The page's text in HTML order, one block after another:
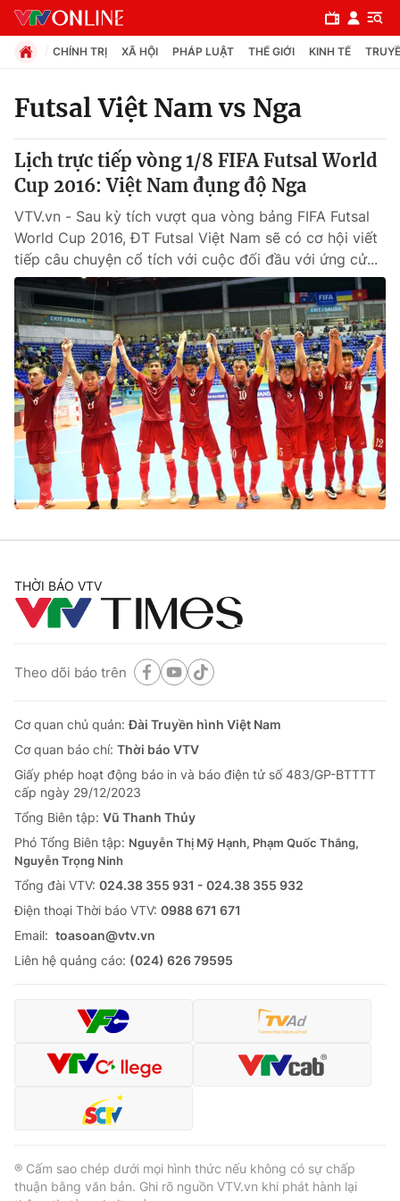
Chuyên mục
Chính trị
Xã hội
Pháp luật
Y tế
Thế giới
Tin tức
Thế giới đó đây
Câu chuyện quốc tế
Kinh tế
Tài chính
Thị trường
Góc doanh nghiệp
Dữ liệu và đời sống
Truyền hình
Phim VTV
Hậu trường
Giải sao mai
Giải trí
Điện ảnh
Âm nhạc
Du lịch
Làm đẹp
Chất lượng cuộc sống
Tuyển sinh
Học trực tuyến
Công nghệ
Hitech Công nghệ tương lai
Sản phẩm
Thị trường
Tư vấn
Giao lưu trực tuyến
Lịch phát sóng
Chuyên mục khác
Emagazine Podcast
Video Shorts video
VTV Money
VTV Sức khoẻ Bất động sản
CHÍNH TRỊ XÃ HỘI PHÁP LUẬT THẾ GIỚI KINH TẾ
Futsal Việt Nam vs Nga
Lịch trực tiếp vòng 1/8 FIFA Futsal World
Cup 2016: Việt Nam đụng độ Nga
VTV.vn - Sau kỳ tích vượt qua vòng bảng FIFA Futsal
World Cup 2016, ĐT Futsal Việt Nam sẽ có cơ hội viết
tiếp câu chuyện cổ tích với cuộc đối đầu với ứng cử...
THỜI BÁO VTV
Theo dõi báo trên
Cơ quan chủ quản:Đài Truyền hình Việt Nam
Cơ quan báo chí: Thời báo VTV
Giấy phép hoạt động báo in và báo điện tử số 483/GP-BTTTT
cấp ngày 29/12/2023
Tổng Biên tập: Vũ Thanh Thủy
Phó Tổng Biên tập: Nguyễn Thị Mỹ Hạnh, Phạm Quốc Thắng,
Nguyễn Trọng Ninh
Tổng đài VTV: 024.38 355 931 - 024.38 355 932
Ðiện thoại Thời báo VTV: 0988 671 671
Email: toasoan@vtv.vn
Liên hệ quảng cáo: (024) 626 79595
® Cấm sao chép dưới mọi hình thức nếu không có sự chấp
thuận bằng văn bản. Ghi rõ nguồn VTV.vn khi phát hành lại